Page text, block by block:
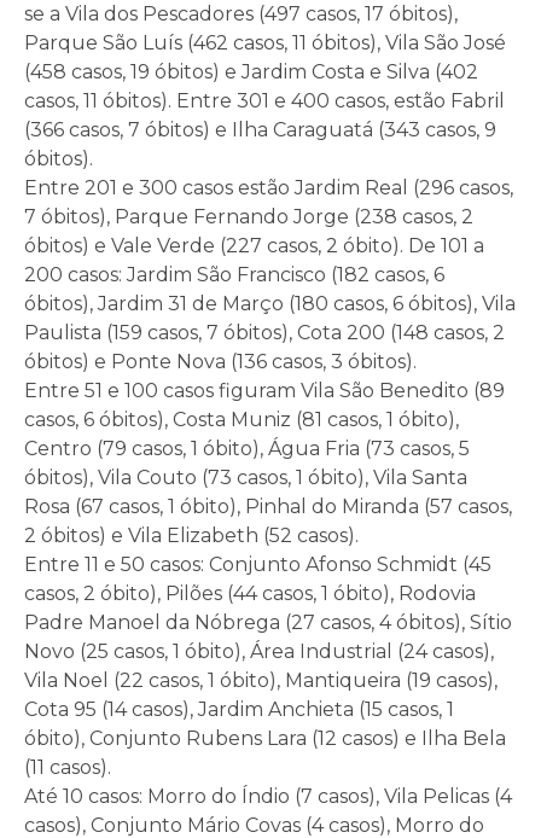
se a Vila dos Pescadores (497 casos, 17 óbitos),
Parque São Luís (462 casos, 11 óbitos), Vila São José
(458 casos, 19 óbitos) e Jardim Costa e Silva (402
casos, 11 óbitos). Entre 301 e 400 casos, estão Fabril
(366 casos, 7 óbitos) e Ilha Caraguatá (343 casos, 9
óbitos).
Entre 201 e 300 casos estão Jardim Real (296 casos,
7 óbitos), Parque Fernando Jorge (238 casos, 2
óbitos) e Vale Verde (227 casos, 2 óbito). De 101 a
200 casos: Jardim São Francisco (182 casos, 6
óbitos), Jardim 31 de Março (180 casos, 6 óbitos), Vila
Paulista (159 casos, 7 óbitos), Cota 200 (148 casos, 2
óbitos) e Ponte Nova (136 casos, 3 óbitos).
Entre 51 e 100 casos figuram Vila São Benedito (89
casos, 6 óbitos), Costa Muniz (81 casos, 1 óbito),
Centro (79 casos, 1 óbito), Água Fria (73 casos, 5
óbitos), Vila Couto (73 casos, 1 óbito), Vila Santa
Rosa (67 casos, 1 óbito), Pinhal do Miranda (57 casos,
2 óbitos) e Vila Elizabeth (52 casos).
Entre 11 e 50 casos: Conjunto Afonso Schmidt (45
casos, 2 óbito), Pilões (44 casos, 1 óbito), Rodovia
Padre Manoel da Nóbrega (27 casos, 4 óbitos), Sítio
Novo (25 casos, 1 óbito), Área Industrial (24 casos),
Vila Noel (22 casos, 1 óbito), Mantiqueira (19 casos),
Cota 95 (14 casos), Jardim Anchieta (15 casos, 1
óbito), Conjunto Rubens Lara (12 casos) e Ilha Bela
(11 casos).
Até 10 casos: Morro do Índio (7 casos), Vila Pelicas (4
casos), Conjunto Mário Covas (4 casos), Morro do